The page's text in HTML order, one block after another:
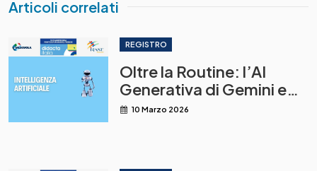
Articoli correlati
REGISTRO
Oltre la Routine: l’AI
Generativa di Gemini e
NotebookLM come leva
10 Marzo 2026